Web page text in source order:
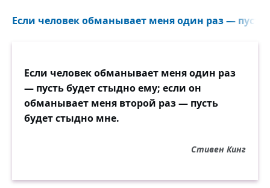
Если человек обманывает меня один раз — пусть
Если человек обманывает меня один раз
— пусть будет стыдно ему; если он
обманывает меня второй раз — пусть
будет стыдно мне.
Стивен Кинг